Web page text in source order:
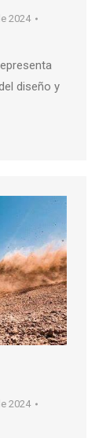
2024
diseño y
2024